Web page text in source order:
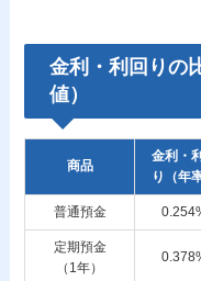
金利・利回りの
値）
商品
金利・
り（年率
普通預金
定期預金
（1年）